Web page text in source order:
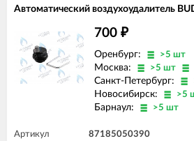
Автоматический воздухоудалитель
700 ₽
Оренбург: >5 шт
Москва: >5 шт
Санкт-Петербург:
Новосибирск: >5
Барнаул: >5 шт
Артикул 87185050390